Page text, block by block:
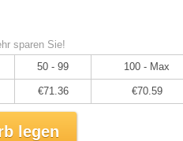
sparen Sie!
50 - 99 100 - Max
€71.36 €70.59
legen